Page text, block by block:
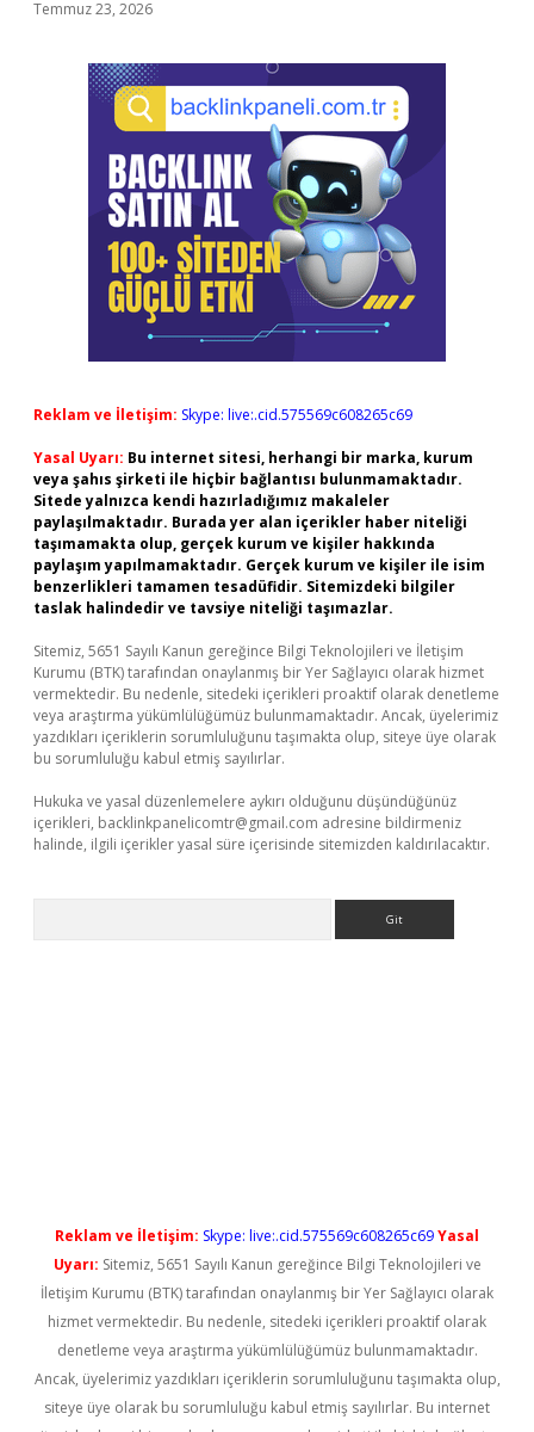
Temmuz 23, 2026
Reklam ve İletişim: Skype: live:.cid.575569c608265c69
Yasal Uyarı: Bu internet sitesi, herhangi bir marka, kurum
veya şahıs şirketi ile hiçbir bağlantısı bulunmamaktadır.
Sitede yalnızca kendi hazırladığımız makaleler
paylaşılmaktadır. Burada yer alan içerikler haber niteliği
taşımamakta olup, gerçek kurum ve kişiler hakkında
paylaşım yapılmamaktadır. Gerçek kurum ve kişiler ile isim
benzerlikleri tamamen tesadüfidir. Sitemizdeki bilgiler
taslak halindedir ve tavsiye niteliği taşımazlar.
Sitemiz, 5651 Sayılı Kanun gereğince Bilgi Teknolojileri ve İletişim
Kurumu (BTK) tarafından onaylanmış bir Yer Sağlayıcı olarak hizmet
vermektedir. Bu nedenle, sitedeki içerikleri proaktif olarak denetleme
veya araştırma yükümlülüğümüz bulunmamaktadır. Ancak, üyelerimiz
yazdıkları içeriklerin sorumluluğunu taşımakta olup, siteye üye olarak
bu sorumluluğu kabul etmiş sayılırlar.
Hukuka ve yasal düzenlemelere aykırı olduğunu düşündüğünüz
içerikleri, backlinkpanelicomtr@gmail.com adresine bildirmeniz
halinde, ilgili içerikler yasal süre içerisinde sitemizden kaldırılacaktır.
Reklam ve İletişim: Skype: live:.cid.575569c608265c69Yasal
Uyarı: Sitemiz, 5651 Sayılı Kanun gereğince Bilgi Teknolojileri ve
İletişim Kurumu (BTK) tarafından onaylanmış bir Yer Sağlayıcı olarak
hizmet vermektedir. Bu nedenle, sitedeki içerikleri proaktif olarak
denetleme veya araştırma yükümlülüğümüz bulunmamaktadır.
Ancak, üyelerimiz yazdıkları içeriklerin sorumluluğunu taşımakta olup,
siteye üye olarak bu sorumluluğu kabul etmiş sayılırlar. Bu internet